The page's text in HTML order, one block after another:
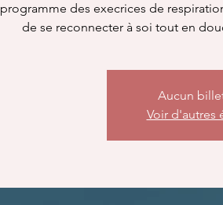
programme des execrices de
de se reconnecter à soi tout en
Aucun
Voir d'autres